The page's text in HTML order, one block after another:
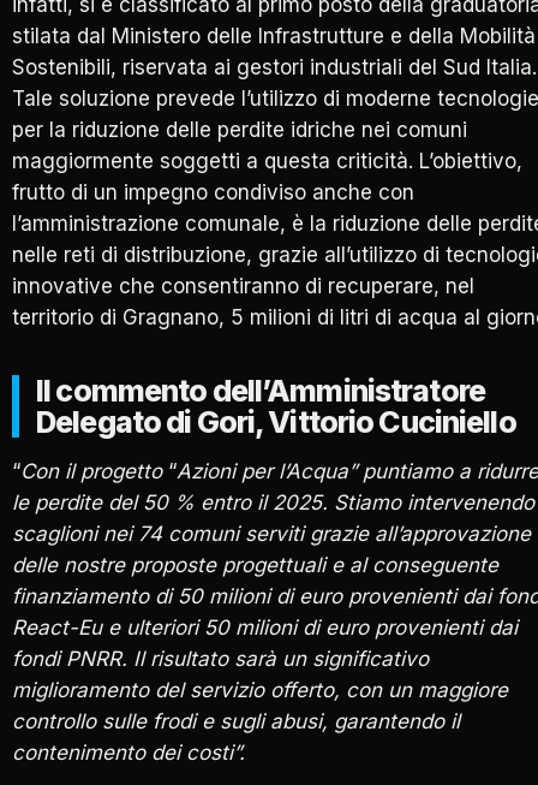
stilata dal Ministero delle Infrastrutture e della Mobilità
Sostenibili, riservata ai gestori industriali del Sud Italia.
Tale soluzione prevede l’utilizzo di moderne tecnologie
per la riduzione delle perdite idriche nei comuni
maggiormente soggetti a questa criticità. L’obiettivo,
frutto di un impegno condiviso anche con
l’amministrazione comunale, è la riduzione delle
nelle reti di distribuzione, grazie all’utilizzo di
innovative che consentiranno di recuperare, nel
territorio di Gragnano, 5 milioni di litri di acqua al
Il commento dell’Amministratore
Delegato di Gori, Vittorio Cuciniello
“Con il progetto“Azioni per l’Acqua” puntiamo a ridurre
le perdite del 50 % entro il 2025. Stiamo
scaglioni nei 74 comuni serviti grazie all’approvazione
delle nostre proposte progettuali e al conseguente
finanziamento di 50 milioni di euro provenienti dai
React-Eu e ulteriori 50 milioni di euro provenienti dai
fondi PNRR. Il risultato sarà un significativo
miglioramento del servizio offerto, con un maggiore
controllo sulle frodi e sugli abusi, garantendo il
contenimento dei costi”.